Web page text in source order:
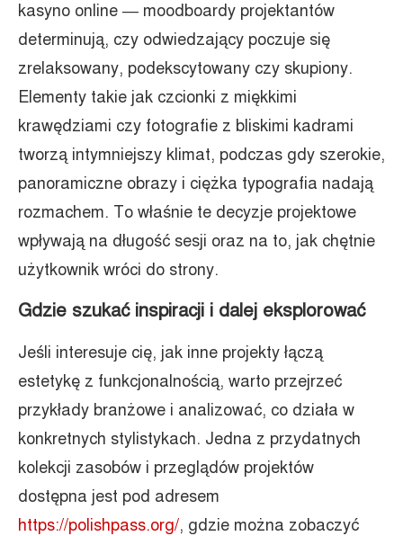
kasyno online — moodboardy projektantów
determinują, czy odwiedzający poczuje się
zrelaksowany, podekscytowany czy skupiony.
Elementy takie jak czcionki z miękkimi
krawędziami czy fotografie z bliskimi kadrami
tworzą intymniejszy klimat, podczas gdy szerokie,
panoramiczne obrazy i ciężka typografia nadają
rozmachem. To właśnie te decyzje projektowe
wpływają na długość sesji oraz na to, jak chętnie
użytkownik wróci do strony.
Gdzie szukać inspiracji i dalej eksplorować
Jeśli interesuje cię, jak inne projekty łączą
estetykę z funkcjonalnością, warto przejrzeć
przykłady branżowe i analizować, co działa w
konkretnych stylistykach. Jedna z przydatnych
kolekcji zasobów i przeglądów projektów
dostępna jest pod adresem
https://polishpass.org/, gdzie można zobaczyć